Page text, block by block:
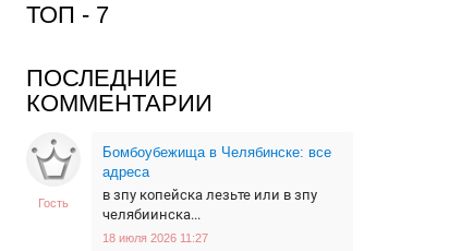
ТОП - 7
ПОСЛЕДНИЕ
КОММЕНТАРИИ
Гость
Бомбоубежища в Челябинске: все
адреса
в зпу копейска лезьте или в зпу
челябиинска...
18 июля 2026 11:27